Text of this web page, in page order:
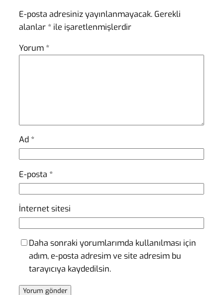
E-posta adresiniz yayınlanmayacak. Gerekli
alanlar * ile işaretlenmişlerdir
Yorum *
Ad *
E-posta *
İnternet sitesi
Daha sonraki yorumlarımda kullanılması için
adım, e-posta adresim ve site adresim bu
tarayıcıya kaydedilsin.